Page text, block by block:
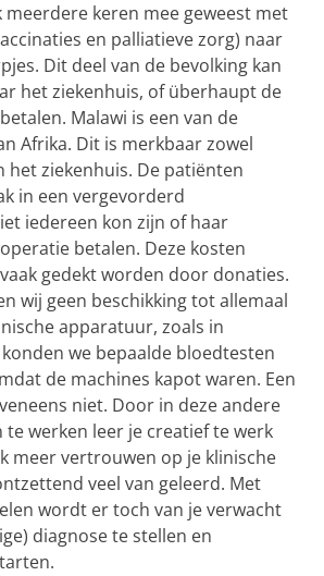
meerdere keren mee geweest met
en palliatieve zorg) naar
Dit deel van de bevolking kan
het ziekenhuis, of überhaupt de
Malawi is een van de
Afrika. Dit is merkbaar zowel
het ziekenhuis. De patiënten
in een vergevorderd
iedereen kon zijn of haar
betalen. Deze kosten
gedekt worden door donaties.
wij geen beschikking tot allemaal
apparatuur, zoals in
we bepaalde bloedtesten
de machines kapot waren. Een
niet. Door in deze andere
werken leer je creatief te werk
meer vertrouwen op je klinische
veel van geleerd. Met
wordt er toch van je verwacht
diagnose te stellen en